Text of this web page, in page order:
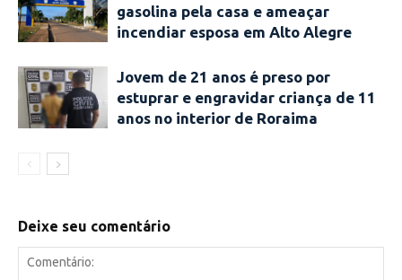
gasolina pela casa e ameaçar
incendiar esposa em Alto Alegre
Jovem de 21 anos é preso por
estuprar e engravidar criança de 11
anos no interior de Roraima
Deixe seu comentário